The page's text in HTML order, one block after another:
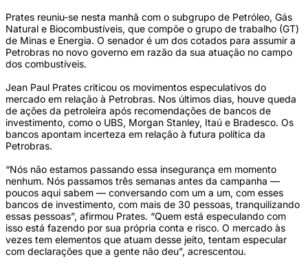
Prates reuniu-se nesta manhã com o subgrupo de Petróleo, Gás
Natural e Biocombustíveis, que compõe o grupo de trabalho (GT)
de Minas e Energia. O senador é um dos cotados para assumir a
Petrobras no novo governo em razão da sua atuação no campo
dos combustíveis.
Jean Paul Prates criticou os movimentos especulativos do
mercado em relação à Petrobras. Nos últimos dias, houve queda
de ações da petroleira após recomendações de bancos de
investimento, como o UBS, Morgan Stanley, Itaú e Bradesco. Os
bancos apontam incerteza em relação à futura política da
Petrobras.
“Nós não estamos passando essa insegurança em momento
nenhum. Nós passamos três semanas antes da campanha —
poucos aqui sabem — conversando com um a um, com esses
bancos de investimento, com mais de 30 pessoas, tranquilizando
essas pessoas”, afirmou Prates. “Quem está especulando com
isso está fazendo por sua própria conta e risco. O mercado às
vezes tem elementos que atuam desse jeito, tentam especular
com declarações que a gente não deu”, acrescentou.